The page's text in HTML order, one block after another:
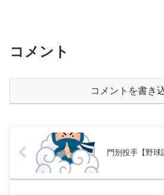
コメント
コメントを書き
門別投手【野球